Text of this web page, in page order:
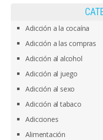
Adicción a la cocaína
Adicción a las compras
Adicción al alcohol
Adicción al juego
Adicción al sexo
Adicción al tabaco
Adicciones
Alimentación